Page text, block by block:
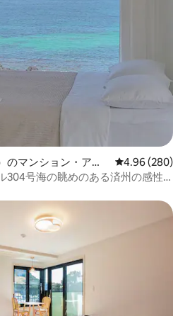
のマンション・アパ
レビュー280
4.96 (280)
304号海の眺めのある済州の感性